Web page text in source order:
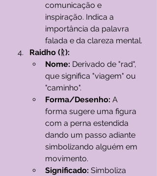
comunicação e
inspiração. Indica a
importância da palavra
falada e da clareza mental.
Raidho (ᚱ):
Nome: Derivado de "rad",
que significa "viagem" ou
"caminho".
Forma/Desenho: A
forma sugere uma figura
com a perna estendida
dando um passo adiante
simbolizando alguém em
movimento.
Significado: Simboliza